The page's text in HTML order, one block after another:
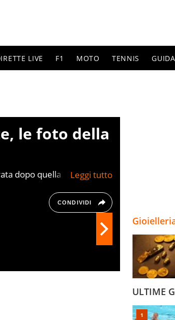
LIVE F1 MOTO TENNIS
le foto della
dopo quella di Marvin
CONDIVIDI
ULTIME